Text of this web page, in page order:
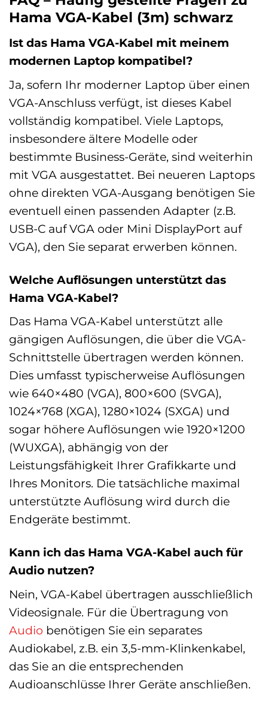
Hama VGA-Kabel (3m) schwarz
Ist das Hama VGA-Kabel mit meinem
modernen Laptop kompatibel?
Ja, sofern Ihr moderner Laptop über einen
VGA-Anschluss verfügt, ist dieses Kabel
vollständig kompatibel. Viele Laptops,
insbesondere ältere Modelle oder
bestimmte Business-Geräte, sind weiterhin
mit VGA ausgestattet. Bei neueren Laptops
ohne direkten VGA-Ausgang benötigen Sie
eventuell einen passenden Adapter (z.B.
USB-C auf VGA oder Mini DisplayPort auf
VGA), den Sie separat erwerben können.
Welche Auflösungen unterstützt das
Hama VGA-Kabel?
Das Hama VGA-Kabel unterstützt alle
gängigen Auflösungen, die über die VGA-
Schnittstelle übertragen werden können.
Dies umfasst typischerweise Auflösungen
wie 640×480 (VGA), 800×600 (SVGA),
1024×768 (XGA), 1280×1024 (SXGA) und
sogar höhere Auflösungen wie 1920×1200
(WUXGA), abhängig von der
Leistungsfähigkeit Ihrer Grafikkarte und
Ihres Monitors. Die tatsächliche maximal
unterstützte Auflösung wird durch die
Endgeräte bestimmt.
Kann ich das Hama VGA-Kabel auch für
Audio nutzen?
Nein, VGA-Kabel übertragen ausschließlich
Videosignale. Für die Übertragung von
Audio benötigen Sie ein separates
Audiokabel, z.B. ein 3,5-mm-Klinkenkabel,
das Sie an die entsprechenden
Audioanschlüsse Ihrer Geräte anschließen.